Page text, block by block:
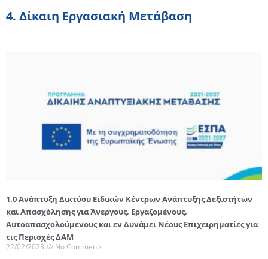
4. Δίκαιη Εργασιακή Μετάβαση
1.0 Ανάπτυξη Δικτύου Ειδικών Κέντρων Ανάπτυξης Δεξιοτήτων
και Απασχόλησης για Άνεργους, Εργαζομένους,
Αυτοαπασχολούμενους και εν Δυνάμει Νέους Επιχειρηματίες για
τις Περιοχές ΔΑΜ
22/02/2023 No Comments